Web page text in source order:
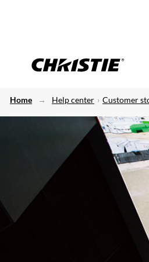
Home Help center Customer